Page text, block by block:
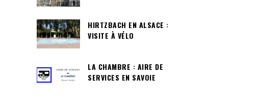
HIRTZBACH EN ALSACE :
VISITE À VÉLO
LA CHAMBRE : AIRE DE
SERVICES EN SAVOIE